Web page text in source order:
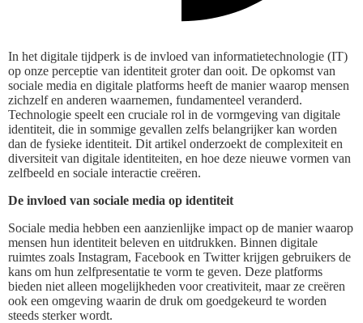
In het digitale tijdperk is de invloed van informatietechnologie (IT)
op onze perceptie van identiteit groter dan ooit. De opkomst van
sociale media en digitale platforms heeft de manier waarop mensen
zichzelf en anderen waarnemen, fundamenteel veranderd.
Technologie speelt een cruciale rol in de vormgeving van digitale
identiteit, die in sommige gevallen zelfs belangrijker kan worden
dan de fysieke identiteit. Dit artikel onderzoekt de complexiteit en
diversiteit van digitale identiteiten, en hoe deze nieuwe vormen van
zelfbeeld en sociale interactie creëren.
De invloed van sociale media op identiteit
Sociale media hebben een aanzienlijke impact op de manier waarop
mensen hun identiteit beleven en uitdrukken. Binnen digitale
ruimtes zoals Instagram, Facebook en Twitter krijgen gebruikers de
kans om hun zelfpresentatie te vorm te geven. Deze platforms
bieden niet alleen mogelijkheden voor creativiteit, maar ze creëren
ook een omgeving waarin de druk om goedgekeurd te worden
steeds sterker wordt.